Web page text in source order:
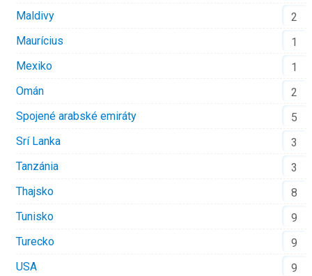
Maldivy
2
Maurícius
1
Mexiko
1
Omán
2
Spojené arabské emiráty
5
Srí Lanka
3
Tanzánia
3
Thajsko
8
Tunisko
9
Turecko
9
USA
9